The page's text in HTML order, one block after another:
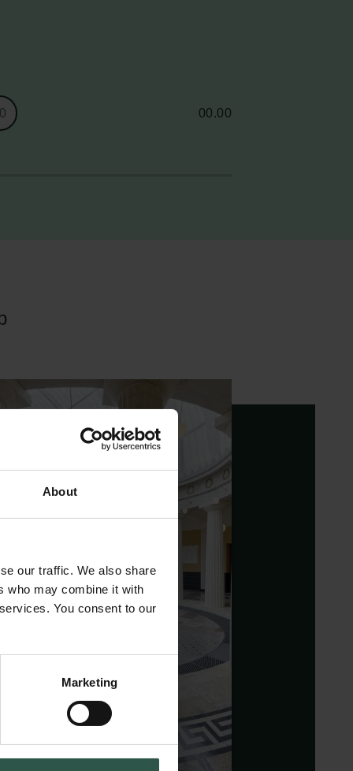
About
our traffic. We also share
who may combine it with
You consent to our
Marketing
00.00